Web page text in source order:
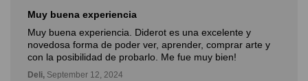
Muy buena experiencia
Muy buena experiencia. Diderot es una excelente y
novedosa forma de poder ver, aprender, comprar arte y
con la posibilidad de probarlo. Me fue muy bien!
Deli, September 12, 2024